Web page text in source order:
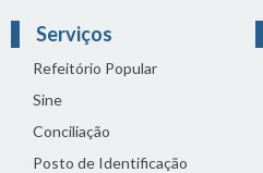
Serviços
Refeitório Popular
Sine
Conciliação
Posto de Identificação